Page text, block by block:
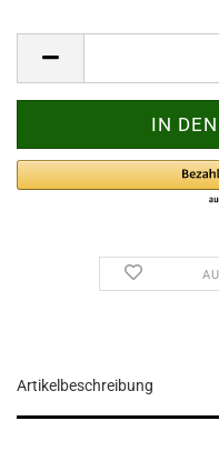
Artikelbeschreibung